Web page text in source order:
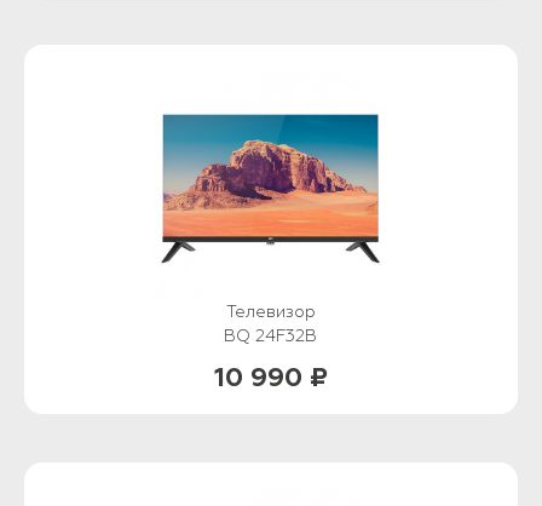
Телевизор
BQ 24F32B
10 990 ₽